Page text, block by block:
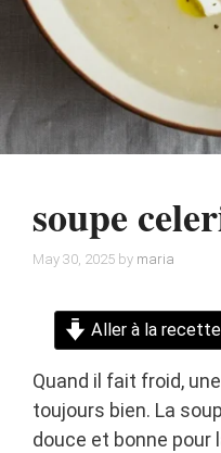
soupe
May 30, 2025 by maria
Aller à la recette
Quand il fait froid,
toujours bien. La
douce et bonne pour